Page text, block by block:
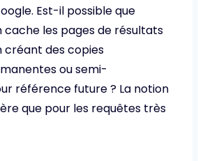
Est-il possible que
les pages de résultats
créant des copies
ou semi-
référence future ? La notion
que pour les requêtes très